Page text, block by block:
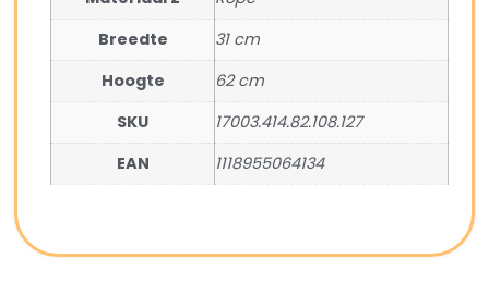
Breedte
31 cm
Hoogte
62 cm
SKU
17003.414.82.108.127
EAN
1118955064134